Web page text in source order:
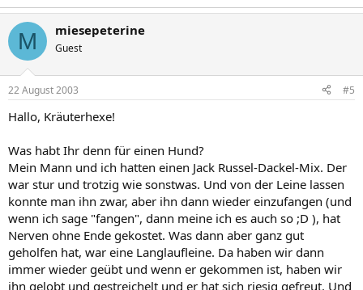
M miesepeterine
Guest
22 August 2003 #5
Hallo, Kräuterhexe!
Was habt Ihr denn für einen Hund?
Mein Mann und ich hatten einen Jack Russel-Dackel-Mix. Der
war stur und trotzig wie sonstwas. Und von der Leine lassen
konnte man ihn zwar, aber ihn dann wieder einzufangen (und
wenn ich sage "fangen", dann meine ich es auch so ;D ), hat
Nerven ohne Ende gekostet. Was dann aber ganz gut
geholfen hat, war eine Langlaufleine. Da haben wir dann
immer wieder geübt und wenn er gekommen ist, haben wir
ihn gelobt und gestreichelt und er hat sich riesig gefreut. Und